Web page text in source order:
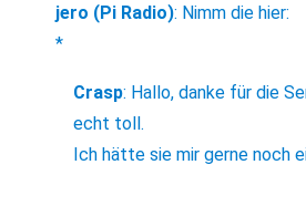
jero (Pi Radio): Nimm die hier:
*
Crasp: Hallo, danke für die
echt toll.
Ich hätte sie mir gerne noch